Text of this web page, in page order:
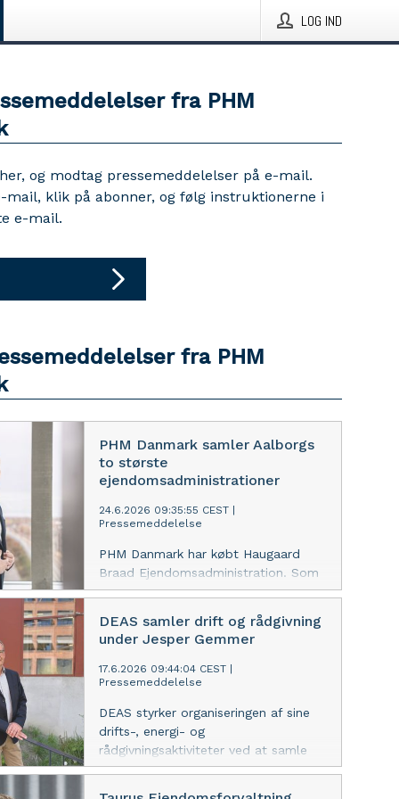
LOG IND
fra PHM
og modtag pressemeddelelser på e-mail.
mail, klik på abonner, og følg instruktionerne i
e-mail.
fra PHM
PHM Danmark samler Aalborgs
to største
ejendomsadministrationer
24.6.2026 09:35:55 CEST
Pressemeddelelse
PHM Danmark har købt Haugaard
Braad Ejendomsadministration. Som
led i opkøbet samles Haugaard
Nordstjernens
Ejendomsadministration under navnet
Nordstjernens
Ejendomsadministration med Martin
DEAS samler drift og rådgivning
under Jesper Gemmer
17.6.2026 09:44:04 CEST
Pressemeddelelse
DEAS styrker organiseringen af sine
drifts-, energi- og
rådgivningsaktiviteter ved at samle
Facility Service, Technical